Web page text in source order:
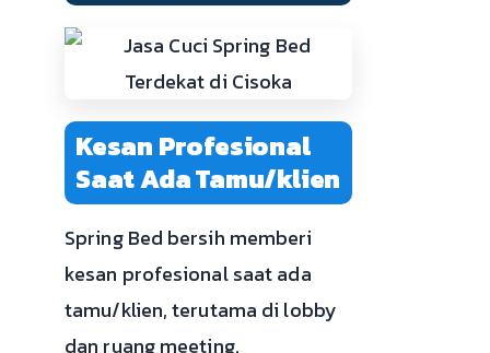
Kesan Profesional
Saat Ada Tamu/klien
Spring Bed bersih memberi
kesan profesional saat ada
tamu/klien, terutama di lobby
dan ruang meeting.